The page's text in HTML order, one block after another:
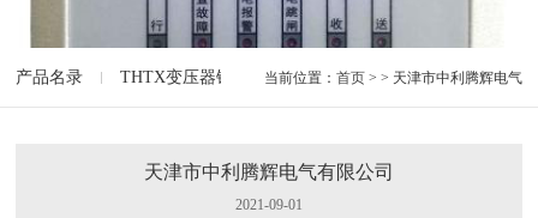
产品名录 THTX变压器铁芯夹件接地监测装置 THSP-II变压器
当前位置： 首页> > 天津市中利腾辉电气
天津市中利腾辉电气有限公司
2021-09-01